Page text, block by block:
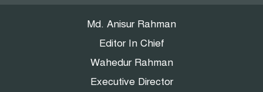
Md. Anisur Rahman
Editor In Chief
Wahedur Rahman
Executive Director